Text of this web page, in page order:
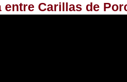
entre Carillas de